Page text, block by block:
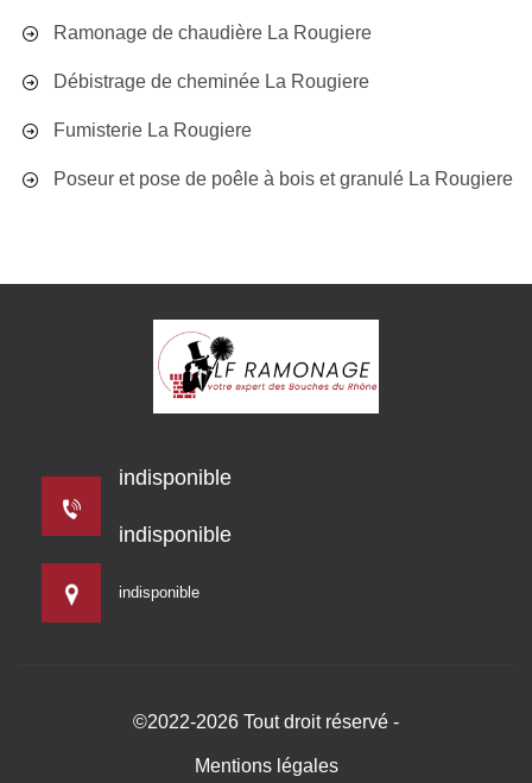
Ramonage de chaudière La Rougiere
Débistrage de cheminée La Rougiere
Fumisterie La Rougiere
Poseur et pose de poêle à bois et granulé La Rougiere
indisponible
indisponible
indisponible
©2022-2026 Tout droit réservé -
Mentions légales